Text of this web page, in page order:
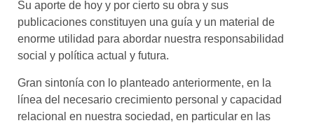
Su aporte de hoy y por cierto su obra y sus
publicaciones constituyen una guía y un material de
enorme utilidad para abordar nuestra responsabilidad
social y política actual y futura.
Gran sintonía con lo planteado anteriormente, en la
línea del necesario crecimiento personal y capacidad
relacional en nuestra sociedad, en particular en las